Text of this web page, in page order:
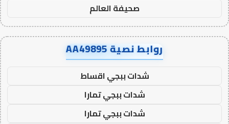
صحيفة العالم
روابط نصية AA49895
شدات ببجي اقساط
شدات ببجي تمارا
شدات ببجي تمارا